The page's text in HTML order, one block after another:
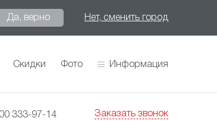
Да, верно Нет, сменить город
Скидки Фото Информация
333-97-14 Заказать звонок